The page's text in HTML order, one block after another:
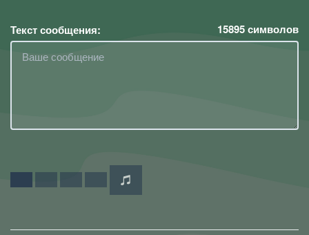
Текст сообщения: 15895символов